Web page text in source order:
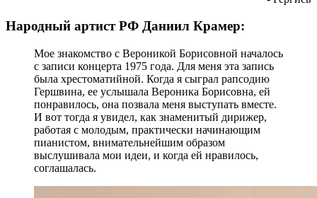
Народный артист РФ Даниил Крамер:
Мое знакомство с Вероникой Борисовной началось
с записи концерта 1975 года. Для меня эта запись
была хрестоматийной. Когда я сыграл рапсодию
Гершвина, ее услышала Вероника Борисовна, ей
понравилось, она позвала меня выступать вместе.
И вот тогда я увидел, как знаменитый дирижер,
работая с молодым, практически начинающим
пианистом, внимательнейшим образом
выслушивала мои идеи, и когда ей нравилось,
соглашалась.